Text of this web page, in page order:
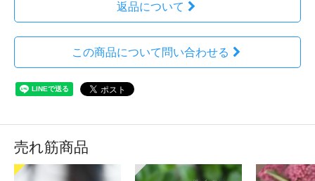
返品について
この商品について問い合わせる
売れ筋商品